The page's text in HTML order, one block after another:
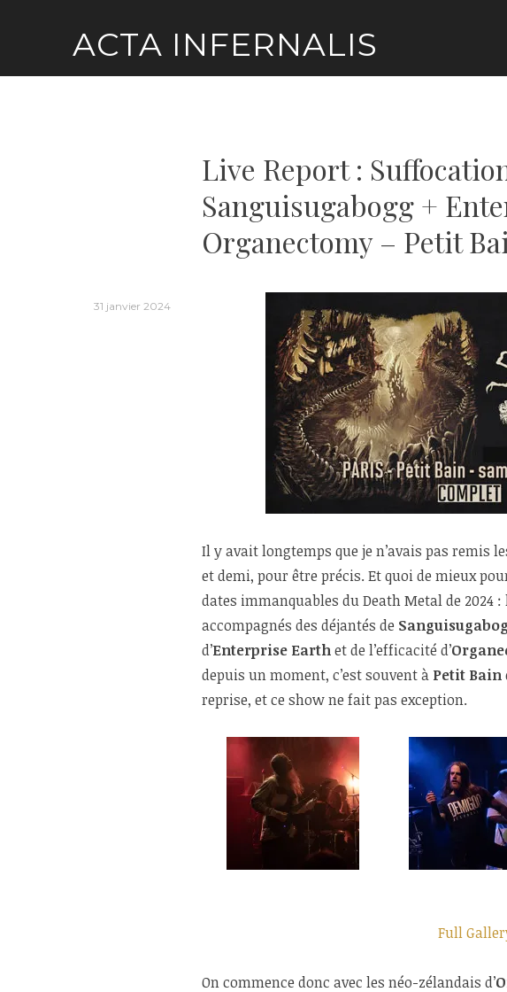
ACTA INFERNALIS
Live Report :
Sanguisugabogg +
Organectomy – Petit
31 janvier 2024
Il y avait longtemps que je n’avais pas remis
et demi, pour être précis. Et quoi de mieux
dates immanquables du Death Metal de 2024 :
accompagnés des déjantés de
d’Enterprise Earthet de l’efficacité d’
depuis un moment, c’est souvent à Petit Bain
reprise, et ce show ne fait pas exception.
Full
On commence donc avec les néo-zélandais d’